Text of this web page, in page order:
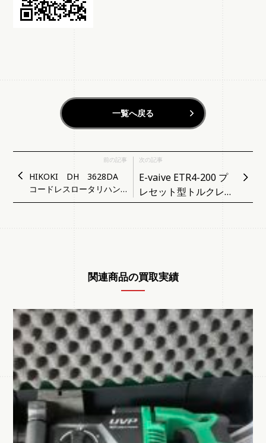
一覧へ戻る
次の記事
E-vaive ETR4-200 プ
レセット型トルクレン
チ
前の記事
HIKOKI DH 3628DA
コードレスロータリハン
マドリル
関連商品の買取実績